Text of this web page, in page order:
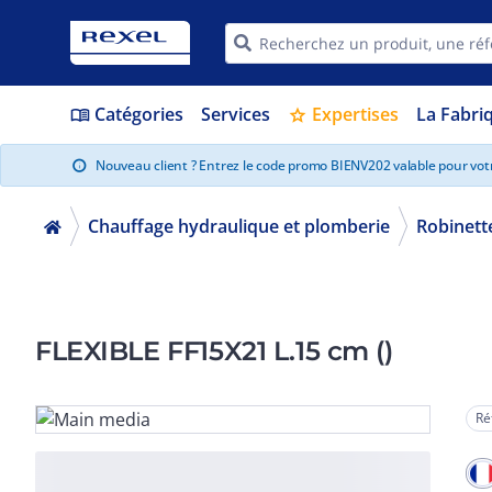
menu_book Catégories Services star Expertises La
info Nouveau client ? Entrez le code promo BIENV202 valable pour
Chauffage hydraulique et plomberie
FLEXIBLE FF15X21 L.15 cm ()